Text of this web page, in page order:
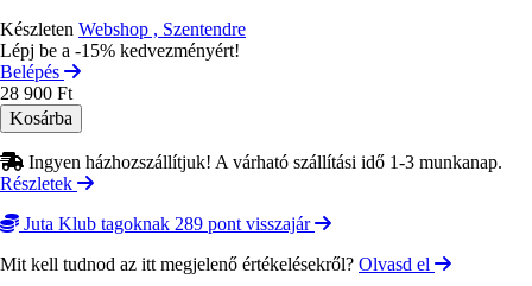
Készleten Webshop , Szentendre
Lépj be a -15% kedvezményért!
Belépés
28 900 Ft
Ingyen házhozszállítjuk! A várható szállítási idő 1-3 munkanap.
Részletek
Juta Klub tagoknak 289 pont visszajár
Mit kell tudnod az itt megjelenő értékelésekről? Olvasd el